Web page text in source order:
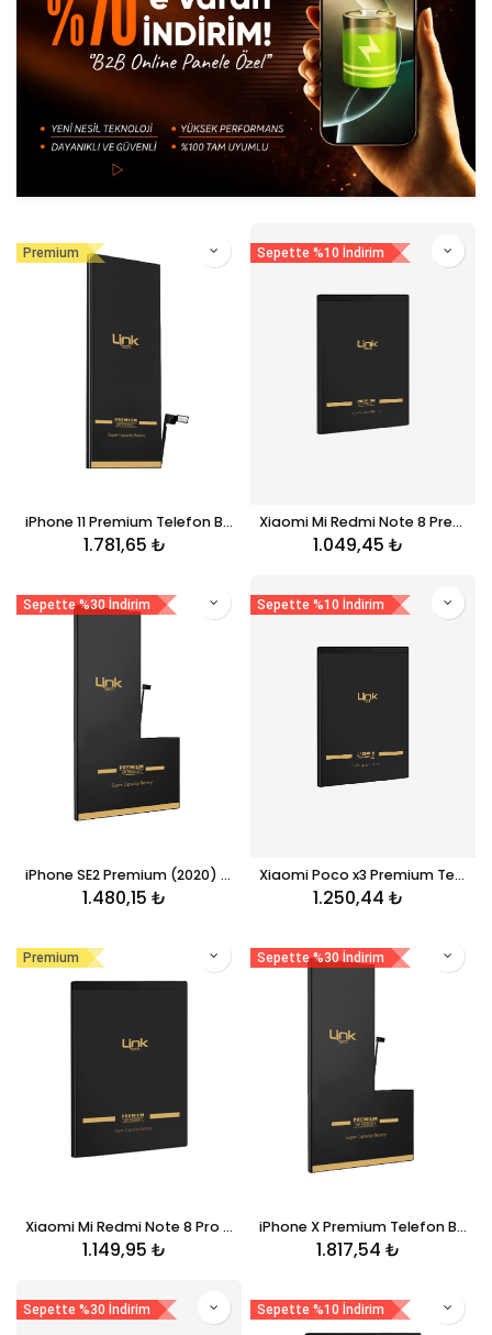
Premium
iPhone 11 Premium Telefon Bataryası 3500 mAh
1.781,65 ₺
Sepette %10 İndirim
Xiaomi Mi Redmi Note 8 Premium Telefon Bataryası 4000 mAh (BN46)
1.049,45 ₺
Sepette %30 İndirim
iPhone SE2 Premium (2020) Telefon Bataryası 2200 mAh
1.480,15 ₺
Sepette %10 İndirim
Xiaomi Poco x3 Premium Telefon Bataryası 5160mAh (BN57)
1.250,44 ₺
Premium
Xiaomi Mi Redmi Note 8 Pro BM4J Premium Telefon Bataryası 4500 mAh
1.149,95 ₺
Sepette %30 İndirim
iPhone X Premium Telefon Bataryası 3500 mAh
1.817,54 ₺
Sepette %30 İndirim Sepette %10 İndirim